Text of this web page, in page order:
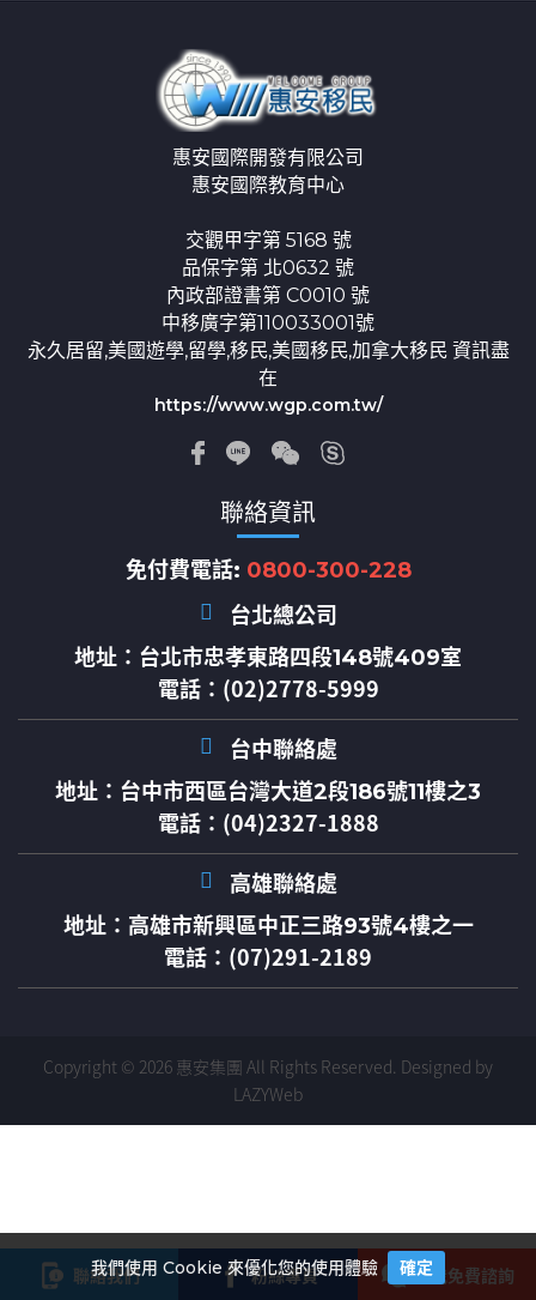
聯絡我們 粉絲專頁 按我免費諮詢
惠安國際開發有限公司
惠安國際教育中心
交觀甲字第 5168 號
品保字第 北0632 號
內政部證書第 C0010 號
中移廣字第110033001號
永久居留,美國遊學,留學,移民,美國移民,加拿大移民 資訊盡
在
https://www.wgp.com.tw/
聯絡資訊
免付費電話: 0800-300-228
台北總公司
地址： 台北市忠孝東路四段148號409室
電話：(02)2778-5999
台中聯絡處
地址： 台中市西區台灣大道2段186號11樓之3
電話：(04)2327-1888
高雄聯絡處
地址： 高雄市新興區中正三路93號4樓之一
電話：(07)291-2189
Copyright © 2026 惠安集團 All Rights Reserved. Designed by
LAZYWeb
我們使用 Cookie 來優化您的使用體驗 確定